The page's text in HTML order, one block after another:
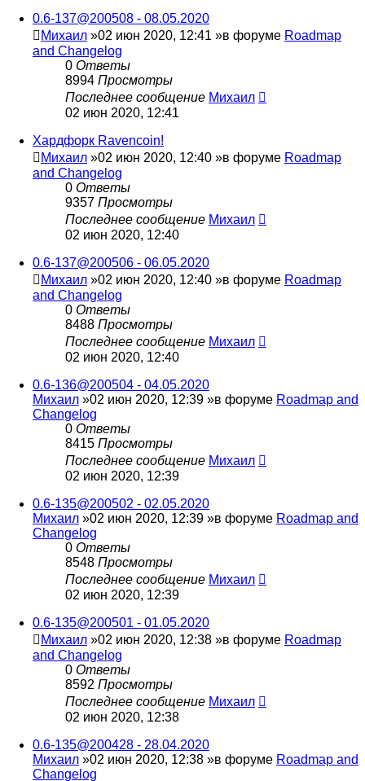
0.6-137@200508 - 08.05.2020
Михаил »02 июн 2020, 12:41 »в форуме Roadmap
and Changelog
0 Ответы
8994 Просмотры
Последнее сообщение Михаил
02 июн 2020, 12:41
Хардфорк Ravencoin!
Михаил »02 июн 2020, 12:40 »в форуме Roadmap
and Changelog
0 Ответы
9357 Просмотры
Последнее сообщение Михаил
02 июн 2020, 12:40
0.6-137@200506 - 06.05.2020
Михаил »02 июн 2020, 12:40 »в форуме Roadmap
and Changelog
0 Ответы
8488 Просмотры
Последнее сообщение Михаил
02 июн 2020, 12:40
0.6-136@200504 - 04.05.2020
Михаил »02 июн 2020, 12:39 »в форуме Roadmap and
Changelog
0 Ответы
8415 Просмотры
Последнее сообщение Михаил
02 июн 2020, 12:39
0.6-135@200502 - 02.05.2020
Михаил »02 июн 2020, 12:39 »в форуме Roadmap and
Changelog
0 Ответы
8548 Просмотры
Последнее сообщение Михаил
02 июн 2020, 12:39
0.6-135@200501 - 01.05.2020
Михаил »02 июн 2020, 12:38 »в форуме Roadmap
and Changelog
0 Ответы
8592 Просмотры
Последнее сообщение Михаил
02 июн 2020, 12:38
0.6-135@200428 - 28.04.2020
Михаил »02 июн 2020, 12:38 »в форуме Roadmap and
Changelog